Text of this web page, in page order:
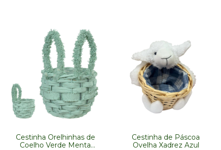
Cestinha Orelhinhas de
Coelho Verde Menta
Cestinha de Páscoa
Ovelha Xadrez Azul